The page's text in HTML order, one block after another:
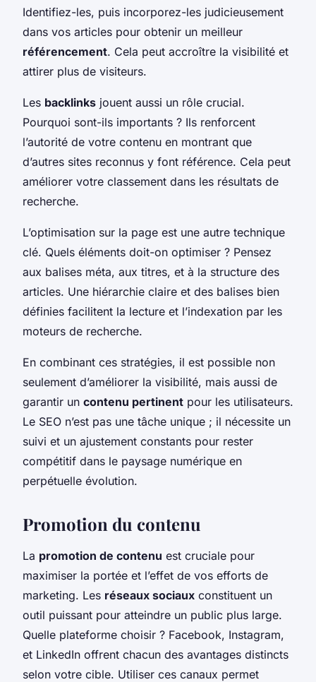
Identifiez-les, puis incorporez-les judicieusement
dans vos articles pour obtenir un meilleur
référencement. Cela peut accroître la visibilité et
attirer plus de visiteurs.
Les backlinks jouent aussi un rôle crucial.
Pourquoi sont-ils importants ? Ils renforcent
l’autorité de votre contenu en montrant que
d’autres sites reconnus y font référence. Cela peut
améliorer votre classement dans les résultats de
recherche.
L’optimisation sur la page est une autre technique
clé. Quels éléments doit-on optimiser ? Pensez
aux balises méta, aux titres, et à la structure des
articles. Une hiérarchie claire et des balises bien
définies facilitent la lecture et l’indexation par les
moteurs de recherche.
En combinant ces stratégies, il est possible non
seulement d’améliorer la visibilité, mais aussi de
garantir un contenu pertinent pour les utilisateurs.
Le SEO n’est pas une tâche unique ; il nécessite un
suivi et un ajustement constants pour rester
compétitif dans le paysage numérique en
perpétuelle évolution.
Promotion du contenu
La promotion de contenu est cruciale pour
maximiser la portée et l’effet de vos efforts de
marketing. Les réseaux sociaux constituent un
outil puissant pour atteindre un public plus large.
Quelle plateforme choisir ? Facebook, Instagram,
et LinkedIn offrent chacun des avantages distincts
selon votre cible. Utiliser ces canaux permet